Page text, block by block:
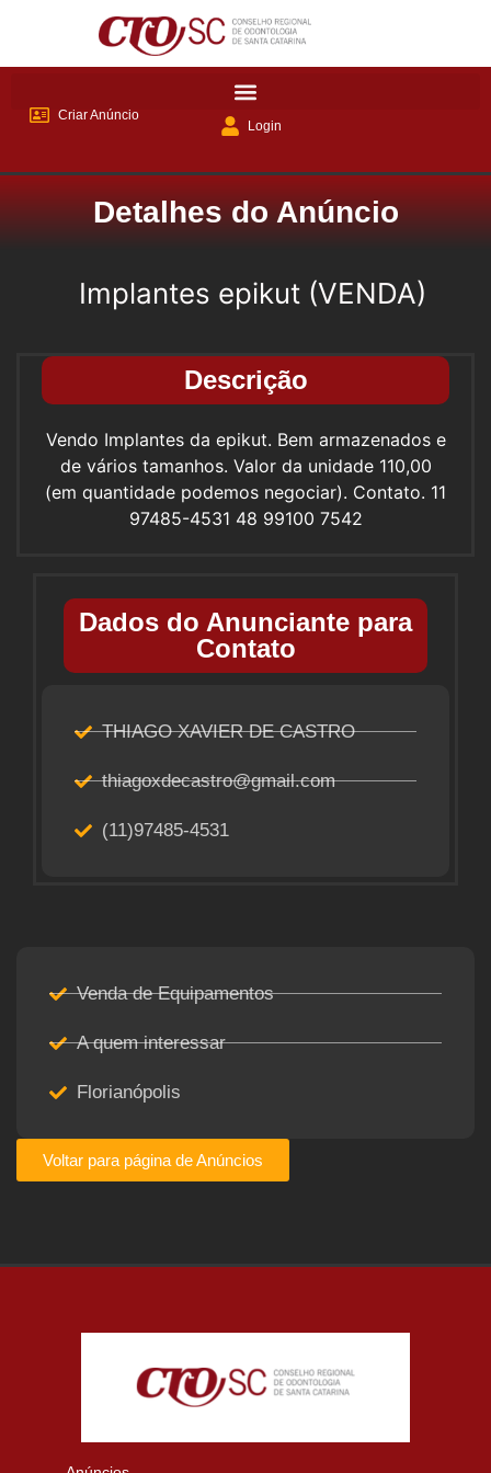
Criar Anúncio
Login
Detalhes do Anúncio
Implantes epikut (VENDA)
Descrição
Vendo Implantes da epikut. Bem armazenados e
de vários tamanhos. Valor da unidade 110,00
(em quantidade podemos negociar). Contato. 11
97485-4531 48 99100 7542
Dados do Anunciante para
Contato
THIAGO XAVIER DE CASTRO
thiagoxdecastro@gmail.com
(11)97485-4531
Venda de Equipamentos
A quem interessar
Florianópolis
Voltar para página de Anúncios